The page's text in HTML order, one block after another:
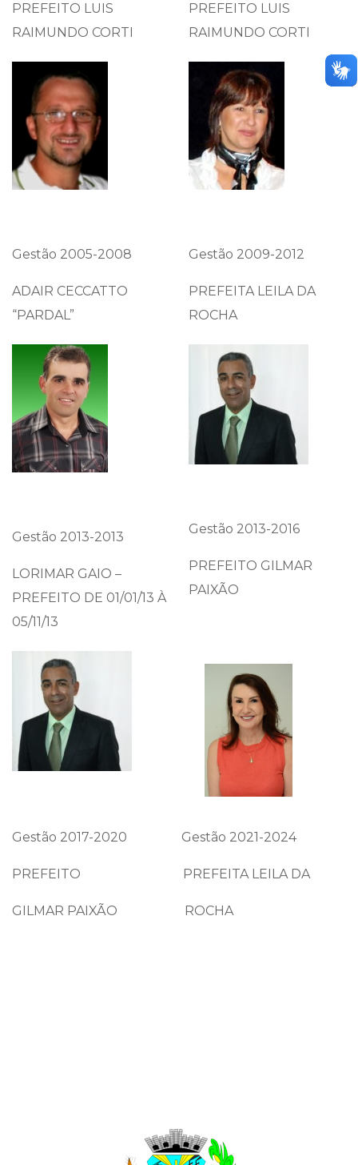
PREFEITO LUIS
RAIMUNDO CORTI
PREFEITO LUIS
RAIMUNDO CORTI
Gestão 2005-2008
ADAIR CECCATTO
“PARDAL”
Gestão 2009-2012
PREFEITA LEILA DA
ROCHA
Gestão 2013-2013
LORIMAR GAIO –
PREFEITO DE 01/01/13 À
05/11/13
Gestão 2013-2016
PREFEITO GILMAR
PAIXÃO
Gestão 2017-2020 Gestão 2021-2024
PREFEITO PREFEITA LEILA DA
GILMAR PAIXÃO ROCHA